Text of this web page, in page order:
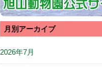
月別アーカイブ
2026年7月